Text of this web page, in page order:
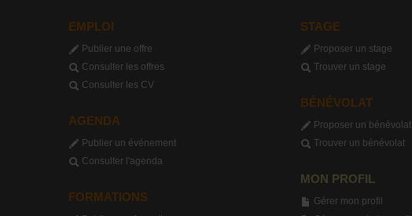
EMPLOI
Publier une offre
Consulter les offres
Consulter les CV
AGENDA
Publier un événement
Consulter l'agenda
FORMATIONS
STAGE
Proposer un stage
Trouver un stage
BÉNÉVOLAT
Proposer un bénévolat
Trouver un bénévolat
MON PROFIL
Gérer mon profil